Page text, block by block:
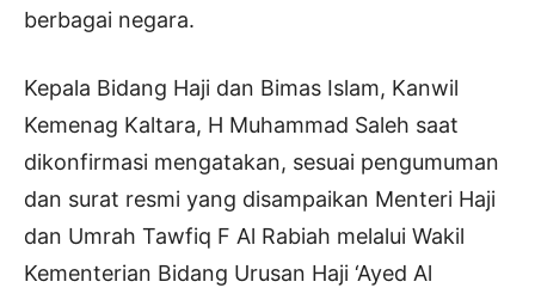
berbagai negara.
Kepala Bidang Haji dan Bimas Islam, Kanwil
Kemenag Kaltara, H Muhammad Saleh saat
dikonfirmasi mengatakan, sesuai pengumuman
dan surat resmi yang disampaikan Menteri Haji
dan Umrah Tawfiq F Al Rabiah melalui Wakil
Kementerian Bidang Urusan Haji ‘Ayed Al